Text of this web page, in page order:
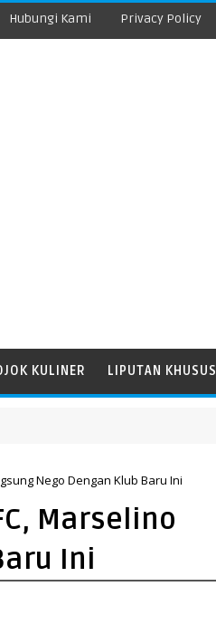
Hubungi Kami Privacy Policy
KULINER LIPUTAN KHUSUS
Nego Dengan Klub Baru Ini
Marselino
Ini